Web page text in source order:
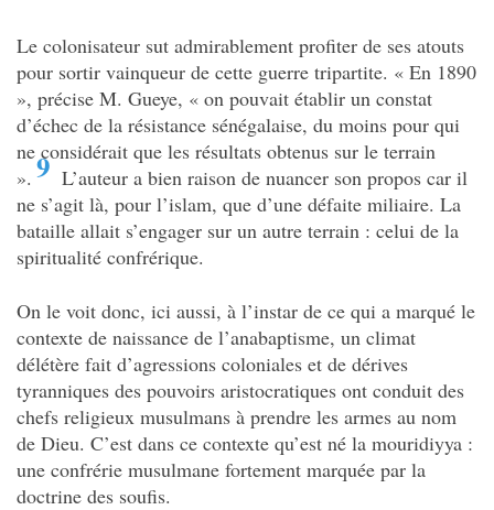
Le colonisateur sut admirablement profiter de ses atouts
pour sortir vainqueur de cette guerre tripartite. « En 1890
», précise M. Gueye, « on pouvait établir un constat
d’échec de la résistance sénégalaise, du moins pour qui
ne considérait que les résultats obtenus sur le terrain
». 9 L’auteur a bien raison de nuancer son propos car il
ne s’agit là, pour l’islam, que d’une défaite miliaire. La
bataille allait s’engager sur un autre terrain : celui de la
spiritualité confrérique.
On le voit donc, ici aussi, à l’instar de ce qui a marqué le
contexte de naissance de l’anabaptisme, un climat
délétère fait d’agressions coloniales et de dérives
tyranniques des pouvoirs aristocratiques ont conduit des
chefs religieux musulmans à prendre les armes au nom
de Dieu. C’est dans ce contexte qu’est né la mouridiyya :
une confrérie musulmane fortement marquée par la
doctrine des soufis.